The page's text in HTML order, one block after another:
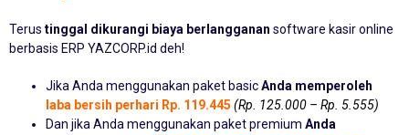
Terus tinggal dikurangi biaya berlangganan software kasir online
berbasis ERP YAZCORP.id deh!
Jika Anda menggunakan paket basicAnda memperoleh
laba bersih perhari Rp. 119.445 (Rp. 125.000 – Rp. 5.555)
Dan jika Anda menggunakan paket premium Anda